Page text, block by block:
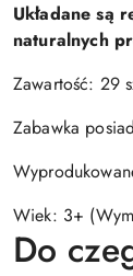
Układane są
naturalnych
Zawartość: 29
Zabawka
Wiek: 3+
Do